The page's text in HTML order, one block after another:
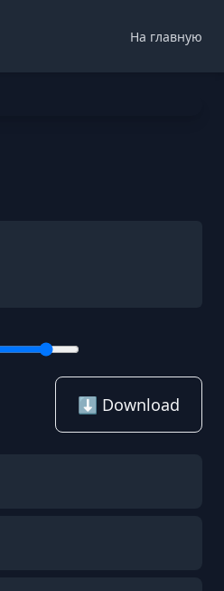
На главную
⬇️ Download